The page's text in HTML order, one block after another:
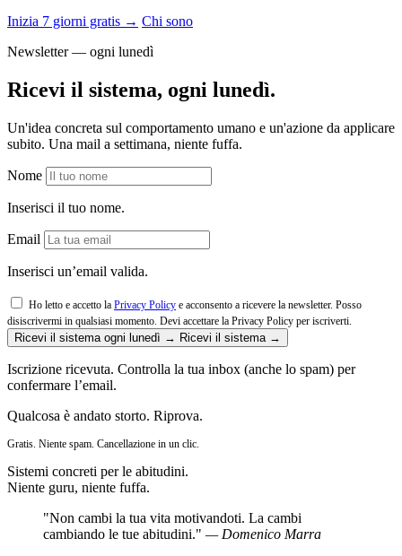
Inizia 7 giorni gratis → Chi sono
Newsletter — ogni lunedì
Ricevi il sistema, ogni lunedì.
Un'idea concreta sul comportamento umano e un'azione da applicare
subito. Una mail a settimana, niente fuffa.
Nome
Inserisci il tuo nome.
Email
Inserisci un’email valida.
Ho letto e accetto la Privacy Policy e acconsento a ricevere la newsletter. Posso
disiscrivermi in qualsiasi momento. Devi accettare la Privacy Policy per iscriverti.
Ricevi il sistema ogni lunedì → Ricevi il sistema →
Iscrizione ricevuta. Controlla la tua inbox (anche lo spam) per
confermare l’email.
Qualcosa è andato storto. Riprova.
Gratis. Niente spam. Cancellazione in un clic.
Sistemi concreti per le abitudini.
Niente guru, niente fuffa.
"Non cambi la tua vita motivandoti. La cambi
cambiando le tue abitudini." — Domenico Marra